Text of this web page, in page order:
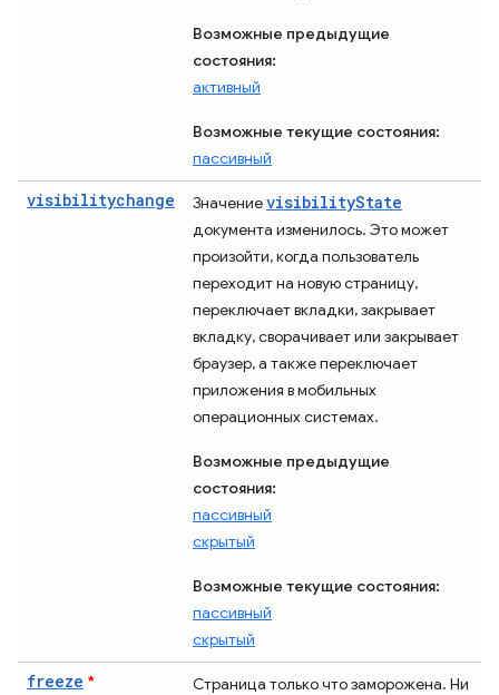
Возможные предыдущие
состояния:
активный
Возможные текущие состояния:
пассивный
visibilitychange ЗначениеvisibilityState
документа изменилось. Это может
произойти, когда пользователь
переходит на новую страницу,
переключает вкладки, закрывает
вкладку, сворачивает или закрывает
браузер, а также переключает
приложения в мобильных
операционных системах.
Возможные предыдущие
состояния:
пассивный
скрытый
Возможные текущие состояния:
пассивный
скрытый
freeze *
Страница только что заморожена. Ни